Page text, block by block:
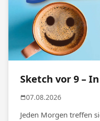
Sketch vor 9 –
07.08.2026
Jeden Morgen treffen